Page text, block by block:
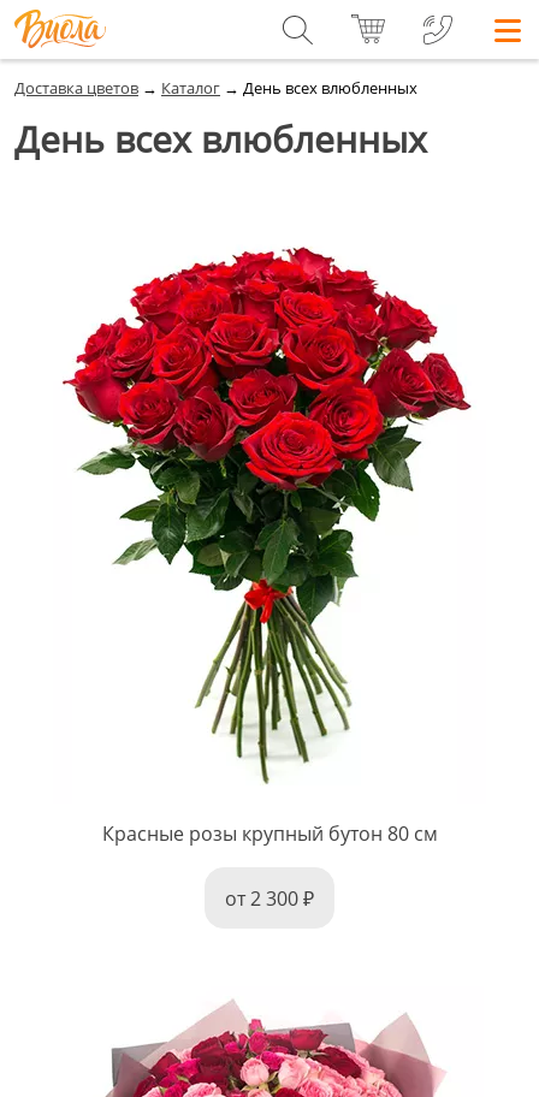
Доставка цветов → Каталог → День всех влюбленных
День всех влюбленных
Красные розы крупный бутон 80 см
от 2 300